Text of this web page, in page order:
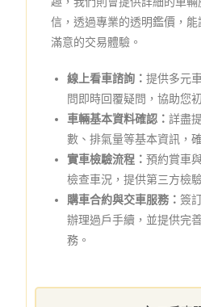
信，透過專業的透明鑑價，
滿意的交易體驗。
線上看車諮詢：提供多元
問即時回覆疑問，協助您
車輛基本資料確認：詳盡
數、排氣量等基本資訊，
實車檢驗流程：預約賞車
檢查車況，提供第三方檢
購車合約與交車服務：簽
辦理過戶手續，並提供完
務。